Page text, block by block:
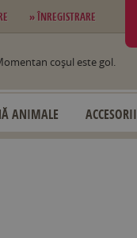
» ÎNREGISTRARE
coşul este gol.
ANIMALE ACCESORII